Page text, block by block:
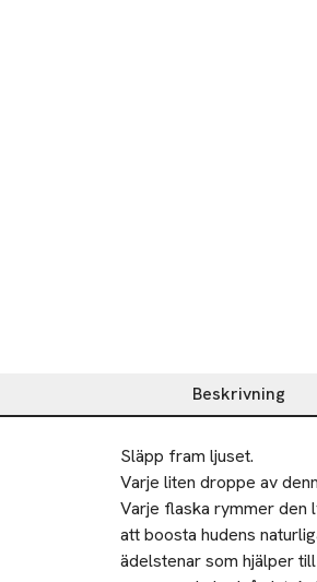
Beskrivning
Beskrivning
Släpp fram ljuset.
Varje liten droppe av
Varje flaska rymmer den
att boosta hudens
ädelstenar som hjälper